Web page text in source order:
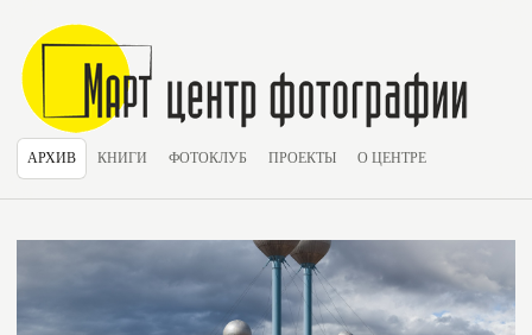
АРХИВ КНИГИ ФОТОКЛУБ ПРОЕКТЫ О ЦЕНТРЕ